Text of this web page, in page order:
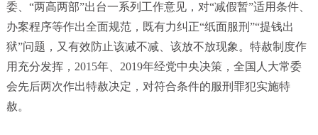
委、“两高两部”出台一系列工作意见，对“减假暂”适用条件、
办案程序等作出全面规范，既有力纠正“纸面服刑”“提钱出
狱”问题，又有效防止该减不减、该放不放现象。特赦制度作
用充分发挥，2015年、2019年经党中央决策，全国人大常委
会先后两次作出特赦决定，对符合条件的服刑罪犯实施特
赦。